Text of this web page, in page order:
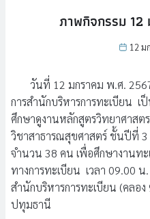
ภาพกิจกรรม 12
12 ม
วันที่ 12 มกราคม พ.ศ.
การสำนักบริหารการทะเบียน
ศึกษาดูงานหลักสูตรวิทยาศาส
วิชาสาธารณสุขศาสตร์ ชั้นปีที่
จำนวน 38 คน เพื่อศึกษางานทะ
ทางการทะเบียน เวลา 09.00
สำนักบริหารการทะเบียน (คลอง
ปทุมธานี